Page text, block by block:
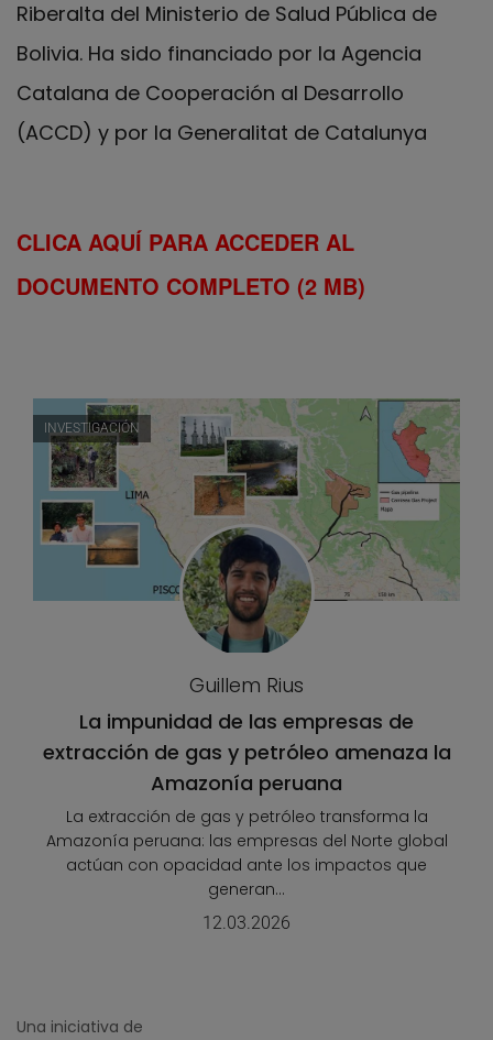
Riberalta del Ministerio de Salud Pública de
Bolivia. Ha sido financiado por la Agencia
Catalana de Cooperación al Desarrollo
(ACCD) y por la Generalitat de Catalunya
CLICA AQUÍ PARA ACCEDER AL
DOCUMENTO COMPLETO (2 MB)
Guillem Rius
La impunidad de las empresas de
extracción de gas y petróleo amenaza la
Amazonía peruana
La extracción de gas y petróleo transforma la
Amazonía peruana: las empresas del Norte global
actúan con opacidad ante los impactos que
generan...
INVESTIGACIÓN
12.03.2026
Una iniciativa de